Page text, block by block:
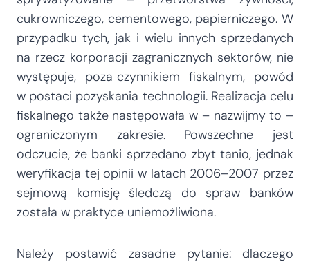
cukrowniczego, cementowego, papierniczego. W
przypadku tych, jak i wielu innych sprzedanych
na rzecz korporacji zagranicznych sektorów, nie
występuje, poza czynnikiem fiskalnym, powód
w postaci pozyskania technologii. Realizacja celu
fiskalnego także następowała w – nazwijmy to –
ograniczonym zakresie. Powszechne jest
odczucie, że banki sprzedano zbyt tanio, jednak
weryfikacja tej opinii w latach 2006–2007 przez
sejmową komisję śledczą do spraw banków
została w praktyce uniemożliwiona.
Należy postawić zasadne pytanie: dlaczego